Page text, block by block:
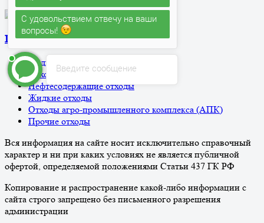
По виду отхода
Медицинские отходы
Отходы ТБО/ТКО
Нефтесодержащие отходы
Жидкие отходы
Отходы агро-промышленного комплекса (АПК)
Прочие отходы
Вся информация на сайте носит исключительно справочный
характер и ни при каких условиях не является публичной
офертой, определяемой положениями Статьи 437 ГК РФ
Копирование и распространение какой-либо информации с
сайта строго запрещено без письменного разрешения
администрации
Введите сообщение
С удовольствием отвечу на ваши
вопросы!
Алан Бедоевпечатает...